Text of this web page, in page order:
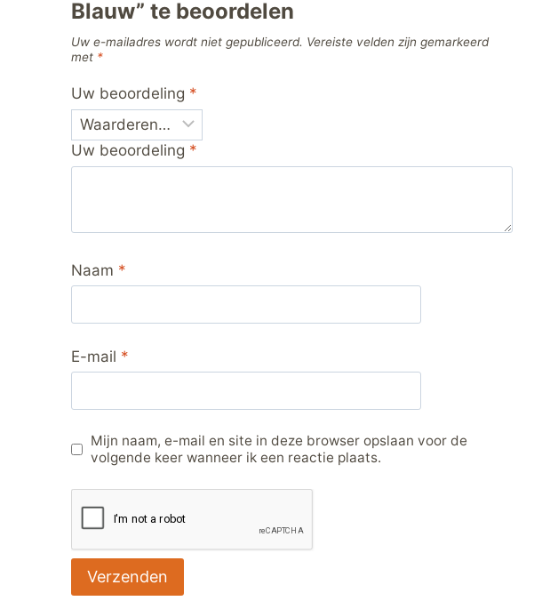
Blauw” te beoordelen
Uw e-mailadres wordt niet gepubliceerd. Vereiste velden zijn gemarkeerd
met *
Uw beoordeling *
Uw beoordeling *
Naam *
E-mail *
Mijn naam, e-mail en site in deze browser opslaan voor de
volgende keer wanneer ik een reactie plaats.